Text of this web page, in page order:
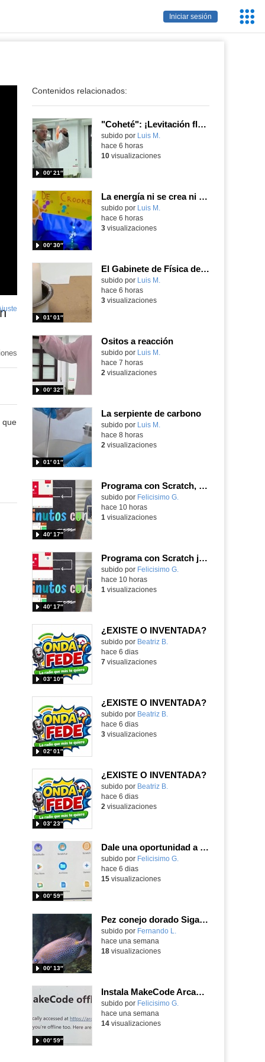
Iniciar sesión
pantalla
que
Contenidos relacionados:
"Coheté": ¡Levitación flamígera!
Contenido educativo.
subido por Luis M.
00′ 21″
hace 6 horas
10visualizaciones
La energía ni se crea ni se destruye... ¡se experimenta! El Tierno en la Feria Madrid es Ciencia 2026
Contenido educativo.
subido por Luis M.
00′ 30″
hace 6 horas
3visualizaciones
El Gabinete de Física del IES Enrique Tierno Galván de Parla (Curso 25-26)
Contenido educativo.
subido por Luis M.
01′ 01″
hace 6 horas
3visualizaciones
Ositos a reacción
Contenido educativo.
subido por Luis M.
00′ 32″
hace 7 horas
2 visualizaciones
La serpiente de carbono
Contenido educativo.
subido por Luis M.
01′ 01″
hace 8 horas
2 visualizaciones
Programa con Scratch, 8 diferentes juegos para vivir la emoción de los partidos de España en el mundial 2026
Contenido educativo.
subido por Felicisimo G.
40′ 17″
hace 10 horas
1 visualizaciones
Programa con Scratch juegos con los partidos del mundial 2026 ganados por España
Contenido educativo.
subido por Felicisimo G.
40′ 17″
hace 10 horas
1 visualizaciones
¿EXISTE O INVENTADA?
Contenido educativo.
subido por Beatriz B.
03′ 10″
hace 6 dias
7visualizaciones
¿EXISTE O INVENTADA?
Contenido educativo.
subido por Beatriz B.
02′ 01″
hace 6 dias
3visualizaciones
¿EXISTE O INVENTADA?
Contenido educativo.
subido por Beatriz B.
03′ 23″
hace 6 dias
2 visualizaciones
Dale una oportunidad a los Chromebooks y utiliza un proyector para realizar talleres si no tienes pantallas táctiles
Contenido educativo.
subido por Felicisimo G.
00′ 59″
hace 6 dias
15visualizaciones
Pez conejo dorado Siganus guttatus (Bloch, 1786)
Contenido educativo.
subido por Fernando L.
00′ 13″
hace una semana
18visualizaciones
Instala MakeCode Arcade para trabajar offline en tu tablet, ordenador, Chromebook
Contenido educativo.
subido por Felicisimo G.
00′ 59″
hace una semana
14visualizaciones